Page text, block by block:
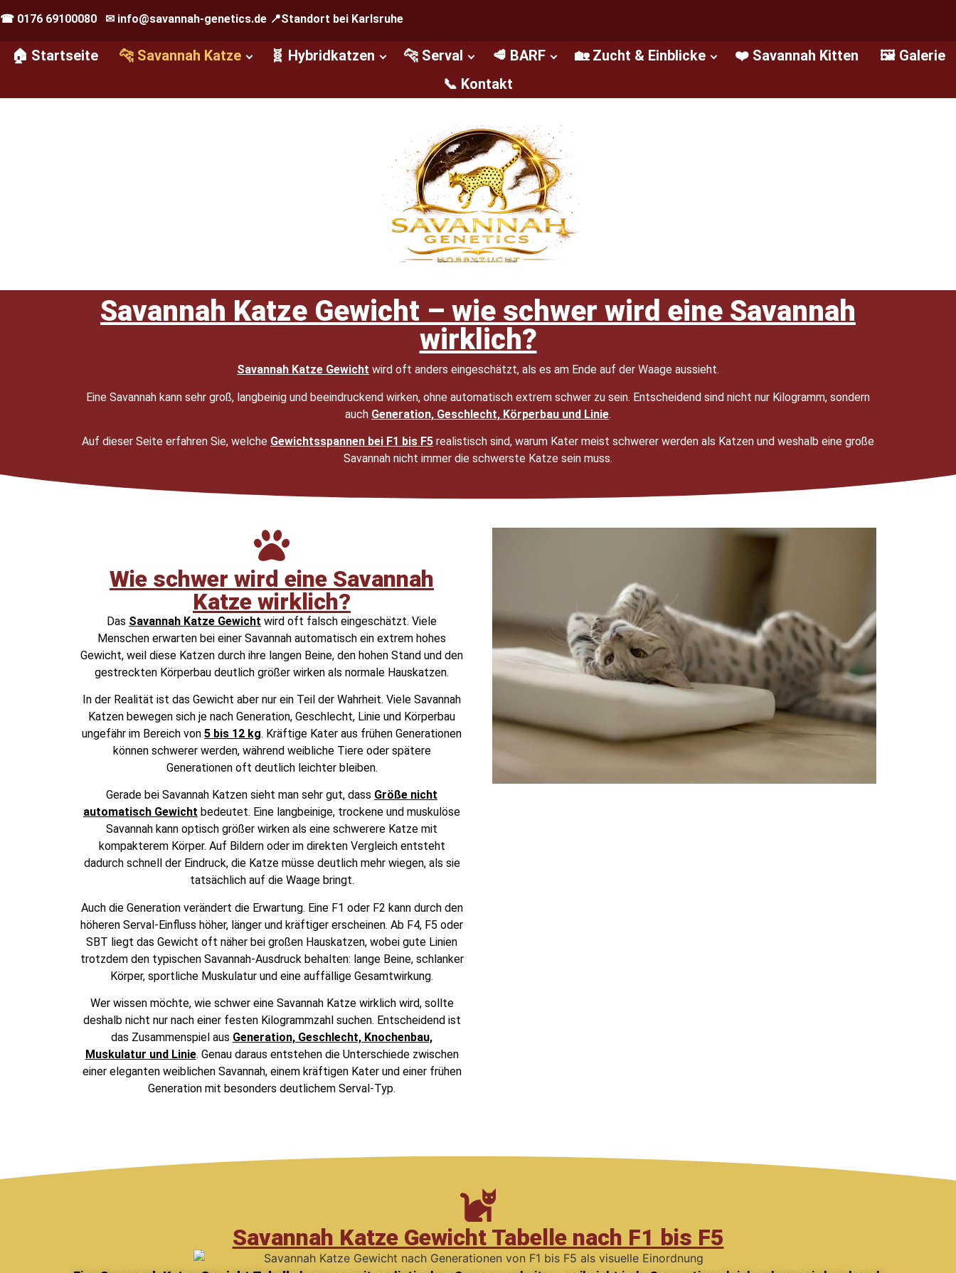
☎ 0176 69100080 ✉ info@savannah-genetics.de 📍Standort bei Karlsruhe
🏠 Startseite 🐆 Savannah Katze 🧬 Hybridkatzen 🐆 Serval 🥩 BARF 🏡 Zucht & Einblicke ❤️ Savannah Kitten
🖼️ Galerie
📞 Kontakt
Savannah Katze Gewicht – wie schwer wird eine Savannah
wirklich?
Savannah Katze Gewicht wird oft anders eingeschätzt, als es am Ende auf der Waage aussieht.
Eine Savannah kann sehr groß, langbeinig und beeindruckend wirken, ohne automatisch extrem schwer zu sein. Entscheidend sind nicht nur Kilogramm, sondern
auch Generation, Geschlecht, Körperbau und Linie.
Auf dieser Seite erfahren Sie, welche Gewichtsspannen bei F1 bis F5 realistisch sind, warum Kater meist schwerer werden als Katzen und weshalb eine große
Savannah nicht immer die schwerste Katze sein muss.
Wie schwer wird eine Savannah
Katze wirklich?
Das Savannah Katze Gewicht wird oft falsch eingeschätzt. Viele
Menschen erwarten bei einer Savannah automatisch ein extrem hohes
Gewicht, weil diese Katzen durch ihre langen Beine, den hohen Stand und den
gestreckten Körperbau deutlich größer wirken als normale Hauskatzen.
In der Realität ist das Gewicht aber nur ein Teil der Wahrheit. Viele Savannah
Katzen bewegen sich je nach Generation, Geschlecht, Linie und Körperbau
ungefähr im Bereich von 5 bis 12 kg. Kräftige Kater aus frühen Generationen
können schwerer werden, während weibliche Tiere oder spätere
Generationen oft deutlich leichter bleiben.
Gerade bei Savannah Katzen sieht man sehr gut, dass Größe nicht
automatisch Gewicht bedeutet. Eine langbeinige, trockene und muskulöse
Savannah kann optisch größer wirken als eine schwerere Katze mit
kompakterem Körper. Auf Bildern oder im direkten Vergleich entsteht
dadurch schnell der Eindruck, die Katze müsse deutlich mehr wiegen, als sie
tatsächlich auf die Waage bringt.
Auch die Generation verändert die Erwartung. Eine F1 oder F2 kann durch den
höheren Serval-Einfluss höher, länger und kräftiger erscheinen. Ab F4, F5 oder
SBT liegt das Gewicht oft näher bei großen Hauskatzen, wobei gute Linien
trotzdem den typischen Savannah-Ausdruck behalten: lange Beine, schlanker
Körper, sportliche Muskulatur und eine auffällige Gesamtwirkung.
Wer wissen möchte, wie schwer eine Savannah Katze wirklich wird, sollte
deshalb nicht nur nach einer festen Kilogrammzahl suchen. Entscheidend ist
das Zusammenspiel aus Generation, Geschlecht, Knochenbau,
Muskulatur und Linie. Genau daraus entstehen die Unterschiede zwischen
einer eleganten weiblichen Savannah, einem kräftigen Kater und einer frühen
Generation mit besonders deutlichem Serval-Typ.
Savannah Katze Gewicht Tabelle nach F1 bis F5